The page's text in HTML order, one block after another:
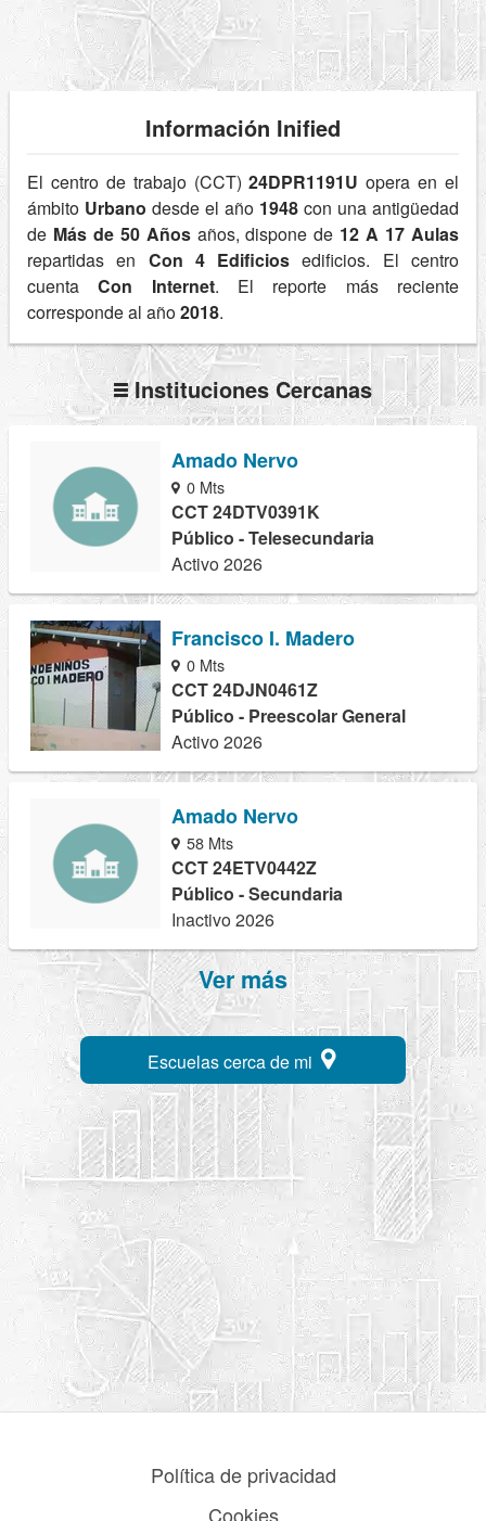
Información Inified
El centro de trabajo (CCT)24DPR1191U opera en el
ámbito Urbano desde el año 1948 con una antigüedad
de Más de 50 Añosaños, dispone de 12 A 17 Aulas
repartidas en Con 4 Edificios edificios. El centro
cuentaCon Internet. El reporte más reciente
corresponde al año2018.
Instituciones Cercanas
Amado Nervo
0 Mts
CCT 24DTV0391K
Público - Telesecundaria
Activo 2026
Francisco I. Madero
0 Mts
CCT 24DJN0461Z
Público - Preescolar General
Activo 2026
Amado Nervo
58 Mts
CCT 24ETV0442Z
Público - Secundaria
Inactivo 2026
Ver más
Escuelas cerca de mi
Política de privacidad
Cookies